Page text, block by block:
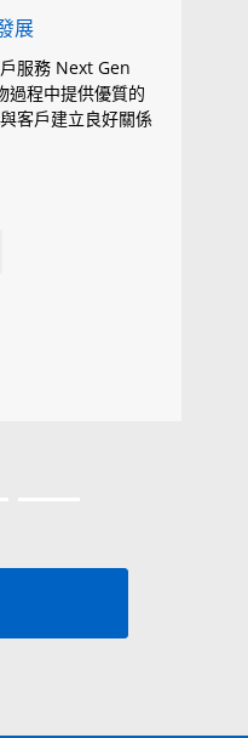
展
服務 Next Gen
過程中提供優質的
客戶建立良好關係